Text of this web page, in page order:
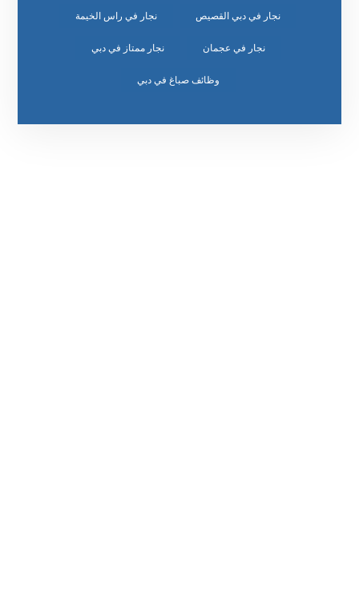
نجار في دبي القصيص نجار في راس الخيمة
نجار في عجمان نجار ممتاز في دبي
وظائف صباغ في دبي